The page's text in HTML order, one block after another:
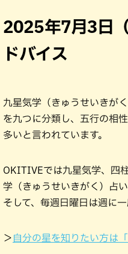
2025年7月3日
ドバイス
九星気学（きゅうせいきが
を九つに分類し、五行の相
多いと言われています。
OKITIVEでは九星気学、四
学（きゅうせいきがく）占い
そして、毎週日曜日は週に
＞ 自分の星を知りたい方は